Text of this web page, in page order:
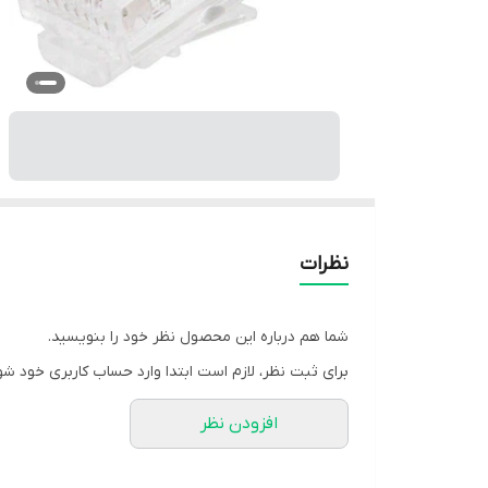
نظرات
شما هم درباره این محصول نظر خود را بنویسید.
برای ثبت نظر، لازم است ابتدا وارد حساب کاربری خود
افزودن نظر